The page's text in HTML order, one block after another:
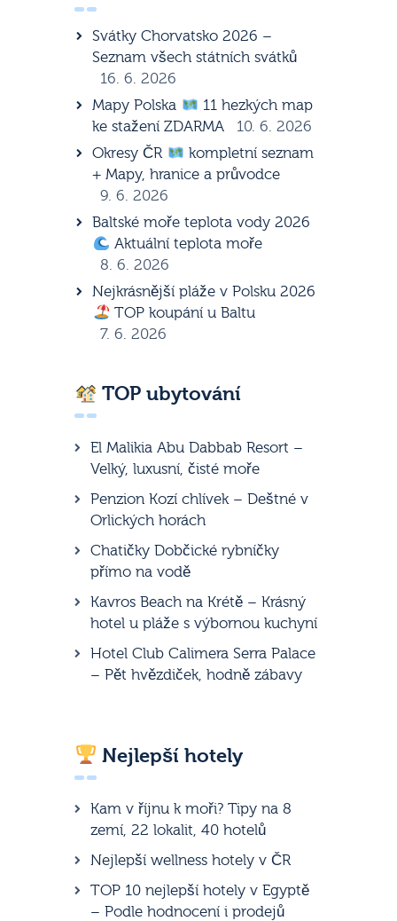
Svátky Chorvatsko 2026 –
Seznam všech státních svátků
16. 6. 2026
Mapy Polska
11 hezkých map
ke stažení ZDARMA
10. 6. 2026
Okresy ČR
kompletní seznam
+ Mapy, hranice a průvodce
9. 6. 2026
Baltské moře teplota vody 2026
Aktuální teplota moře
8. 6. 2026
Nejkrásnější pláže v Polsku 2026
TOP koupání u Baltu
7. 6. 2026
TOP ubytování
El Malikia Abu Dabbab Resort –
Velký, luxusní, čisté moře
Penzion Kozí chlívek – Deštné v
Orlických horách
Chatičky Dobčické rybníčky
přímo na vodě
Kavros Beach na Krétě – Krásný
hotel u pláže s výbornou kuchyní
Hotel Club Calimera Serra Palace
– Pět hvězdiček, hodně zábavy
Nejlepší hotely
Kam v říjnu k moři? Tipy na 8
zemí, 22 lokalit, 40 hotelů
Nejlepší wellness hotely v ČR
TOP 10 nejlepší hotely v Egyptě
– Podle hodnocení i prodejů